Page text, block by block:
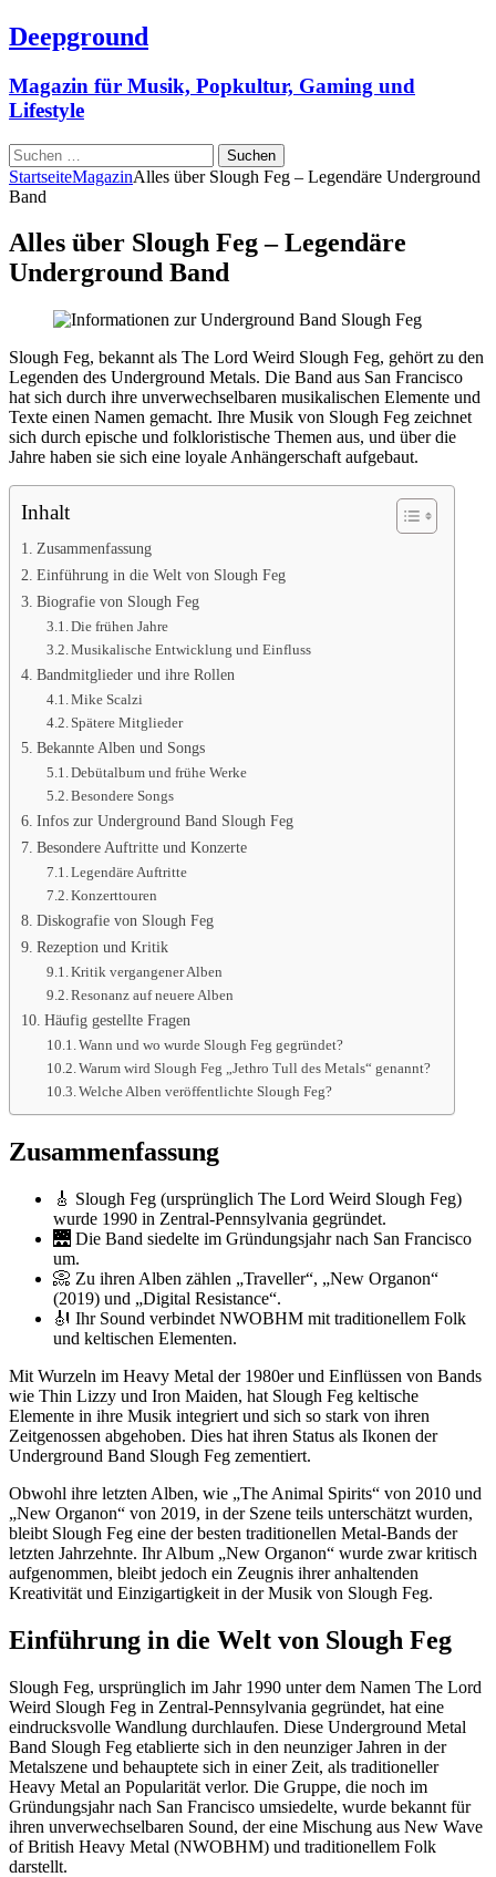
Deepground
Magazin für Musik, Popkultur, Gaming und
Lifestyle
Suchen
nach:
StartseiteMagazinAlles über Slough Feg – Legendäre Underground
Band
Alles über Slough Feg – Legendäre
Underground Band
Slough Feg, bekannt als The Lord Weird Slough Feg, gehört zu den
Legenden des Underground Metals. Die Band aus San Francisco
hat sich durch ihre unverwechselbaren musikalischen Elemente und
Texte einen Namen gemacht. Ihre Musik von Slough Feg zeichnet
sich durch epische und folkloristische Themen aus, und über die
Jahre haben sie sich eine loyale Anhängerschaft aufgebaut.
Inhalt
Zusammenfassung
Einführung in die Welt von Slough Feg
Biografie von Slough Feg
Die frühen Jahre
Musikalische Entwicklung und Einfluss
Bandmitglieder und ihre Rollen
Mike Scalzi
Spätere Mitglieder
Bekannte Alben und Songs
Debütalbum und frühe Werke
Besondere Songs
Infos zur Underground Band Slough Feg
Besondere Auftritte und Konzerte
Legendäre Auftritte
Konzerttouren
Diskografie von Slough Feg
Rezeption und Kritik
Kritik vergangener Alben
Resonanz auf neuere Alben
Häufig gestellte Fragen
Wann und wo wurde Slough Feg gegründet?
Warum wird Slough Feg „Jethro Tull des Metals“ genannt?
Welche Alben veröffentlichte Slough Feg?
Zusammenfassung
🎸 Slough Feg (ursprünglich The Lord Weird Slough Feg)
wurde 1990 in Zentral-Pennsylvania gegründet.
🌉 Die Band siedelte im Gründungsjahr nach San Francisco
um.
📀 Zu ihren Alben zählen „Traveller“, „New Organon“
(2019) und „Digital Resistance“.
🎻 Ihr Sound verbindet NWOBHM mit traditionellem Folk
und keltischen Elementen.
Mit Wurzeln im Heavy Metal der 1980er und Einflüssen von Bands
wie Thin Lizzy und Iron Maiden, hat Slough Feg keltische
Elemente in ihre Musik integriert und sich so stark von ihren
Zeitgenossen abgehoben. Dies hat ihren Status als Ikonen der
Underground Band Slough Feg zementiert.
Obwohl ihre letzten Alben, wie „The Animal Spirits“ von 2010 und
„New Organon“ von 2019, in der Szene teils unterschätzt wurden,
bleibt Slough Feg eine der besten traditionellen Metal-Bands der
letzten Jahrzehnte. Ihr Album „New Organon“ wurde zwar kritisch
aufgenommen, bleibt jedoch ein Zeugnis ihrer anhaltenden
Kreativität und Einzigartigkeit in der Musik von Slough Feg.
Einführung in die Welt von Slough Feg
Slough Feg, ursprünglich im Jahr 1990 unter dem Namen The Lord
Weird Slough Feg in Zentral-Pennsylvania gegründet, hat eine
eindrucksvolle Wandlung durchlaufen. Diese Underground Metal
Band Slough Feg etablierte sich in den neunziger Jahren in der
Metalszene und behauptete sich in einer Zeit, als traditioneller
Heavy Metal an Popularität verlor. Die Gruppe, die noch im
Gründungsjahr nach San Francisco umsiedelte, wurde bekannt für
ihren unverwechselbaren Sound, der eine Mischung aus New Wave
of British Heavy Metal (NWOBHM) und traditionellem Folk
darstellt.